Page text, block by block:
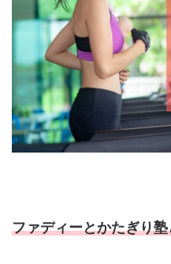
ファディーとかたぎり